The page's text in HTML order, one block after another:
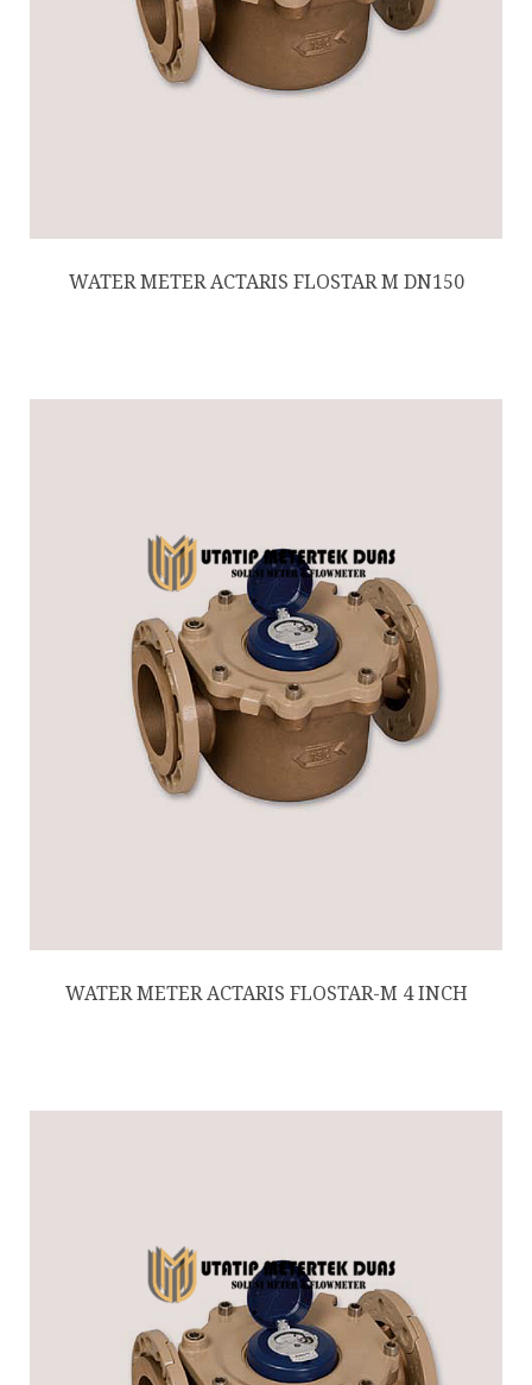
WATER METER ACTARIS FLOSTAR M DN150
WATER METER ACTARIS FLOSTAR-M 4 INCH